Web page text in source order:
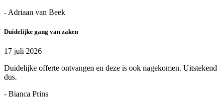
- Adriaan van Beek
Duidelijke gang van zaken
17 juli 2026
Duidelijke offerte ontvangen en deze is ook nagekomen. Uitstekend
dus.
- Bianca Prins